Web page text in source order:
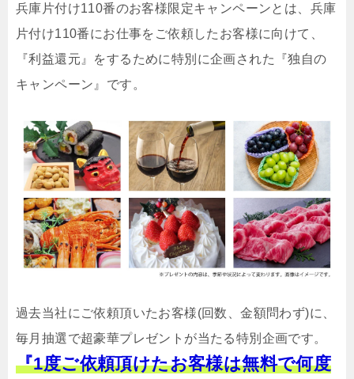
兵庫片付け110番のお客様限定キャンペーンとは、兵庫
片付け110番にお仕事をご依頼したお客様に向けて、
『利益還元』をするために特別に企画された『独自の
キャンペーン』です。
過去当社にご依頼頂いたお客様(回数、金額問わず)に、
毎月抽選で超豪華プレゼントが当たる特別企画です。
『1度ご依頼頂けたお客様は無料で何度